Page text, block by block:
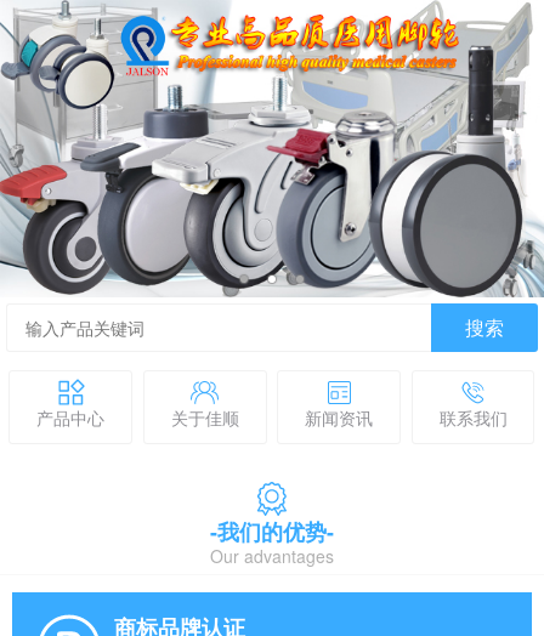
搜索
产品中心 关于佳顺 新闻资讯 联系我们
-我们的优势-
Our advantages
商标品牌认证